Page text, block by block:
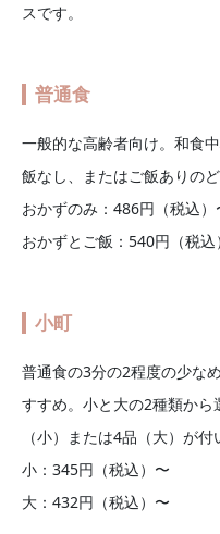
スです。
普通食
一般的な高齢者向け。和食
飯なし、またはご飯ありの
おかずのみ：486円（税込）
おかずとご飯：540円（税込
小町
普通食の3分の2程度の少な
すすめ。小と大の2種類か
（小）または4品（大）が付
小：345円（税込）〜
大：432円（税込）〜